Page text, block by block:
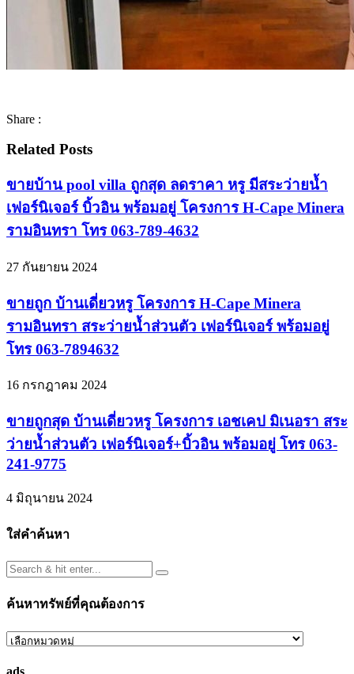
Share :
Related Posts
ขายบ้าน pool villa ถูกสุด ลดราคา หรู มีสระว่ายน้ำ
เฟอร์นิเจอร์ บิ้วอิน พร้อมอยู่ โครงการ H-Cape Minera
รามอินทรา โทร 063-789-4632
27 กันยายน 2024
ขายถูก บ้านเดี่ยวหรู โครงการ H-Cape Minera
รามอินทรา สระว่ายน้ำส่วนตัว เฟอร์นิเจอร์ พร้อมอยู่
โทร 063-7894632
16 กรกฎาคม 2024
ขายถูกสุด บ้านเดี่ยวหรู โครงการ เอชเคป มิเนอรา สระ
ว่ายน้ำส่วนตัว เฟอร์นิเจอร์+บิ้วอิน พร้อมอยู่ โทร 063-
241-9775
4 มิถุนายน 2024
ใส่คำค้นหา
ค้นหาทรัพย์ที่คุณต้องการ
ค้นหา
ads